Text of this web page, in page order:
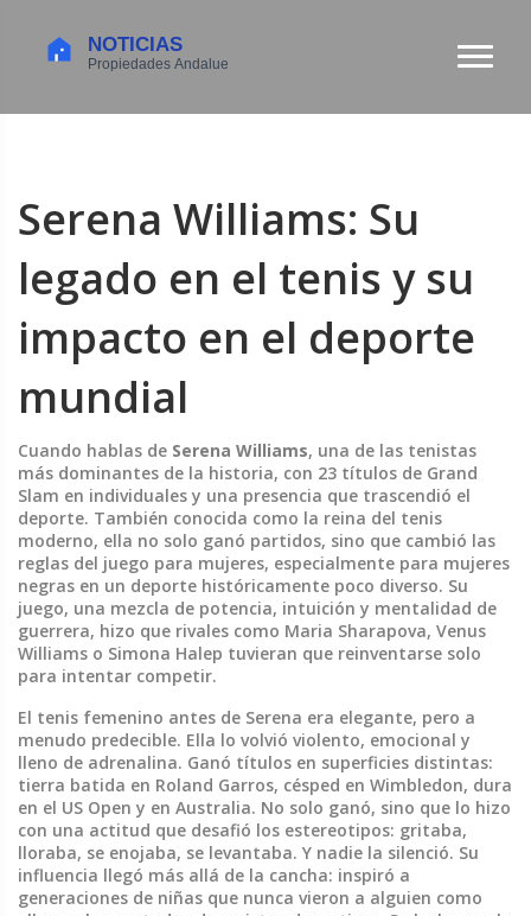
Serena Williams: Su
legado en el tenis y su
impacto en el deporte
mundial
Cuando hablas de Serena Williams, una de las tenistas
más dominantes de la historia, con 23 títulos de Grand
Slam en individuales y una presencia que trascendió el
deporte. También conocida como la reina del tenis
moderno, ella no solo ganó partidos, sino que cambió las
reglas del juego para mujeres, especialmente para mujeres
negras en un deporte históricamente poco diverso. Su
juego, una mezcla de potencia, intuición y mentalidad de
guerrera, hizo que rivales como Maria Sharapova, Venus
Williams o Simona Halep tuvieran que reinventarse solo
para intentar competir.
El tenis femenino antes de Serena era elegante, pero a
menudo predecible. Ella lo volvió violento, emocional y
lleno de adrenalina. Ganó títulos en superficies distintas:
tierra batida en Roland Garros, césped en Wimbledon, dura
en el US Open y en Australia. No solo ganó, sino que lo hizo
con una actitud que desafió los estereotipos: gritaba,
lloraba, se enojaba, se levantaba. Y nadie la silenció. Su
influencia llegó más allá de la cancha: inspiró a
generaciones de niñas que nunca vieron a alguien como